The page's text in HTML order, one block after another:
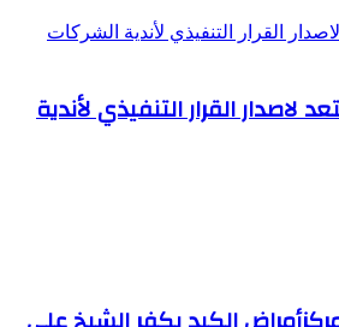
القرار التنفيذي لأندية الشركات
لاصدار القرار التنفيذي لأندية